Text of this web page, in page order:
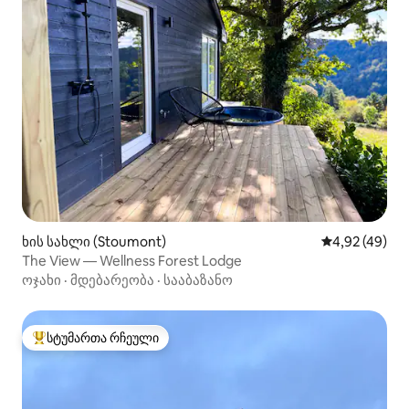
ხის სახლი (Stoumont) საშუალო
4,92 (49)
The View — Wellness Forest Lodge
ოჯახი · მდებარეობა · სააბაზანო
სტუმართა რჩეული მოწინავე ვარიანტი
სტუმართა რჩეული